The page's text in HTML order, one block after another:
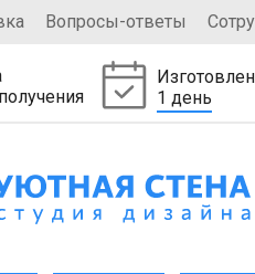
Вопросы-ответы
1 день